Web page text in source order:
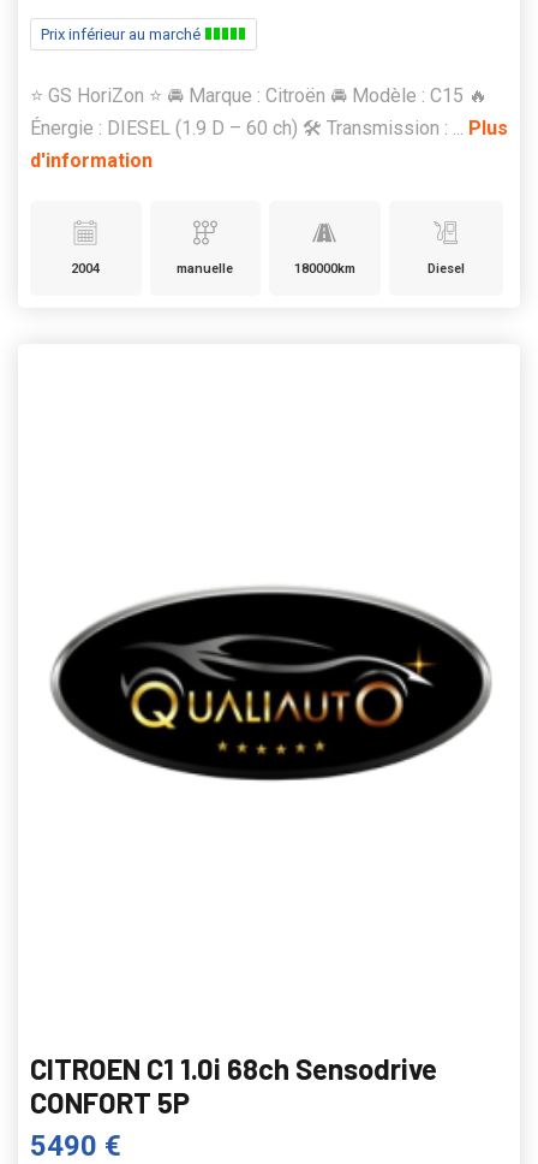
Prix inférieur au marché
⭐️ GS HoriZon ⭐️ 🚘 Marque : Citroën 🚘 Modèle : C15 🔥
Énergie : DIESEL (1.9 D – 60 ch) 🛠️ Transmission : ... Plus
d'information
2004 manuelle 180000km Diesel
CITROEN C1 1.0i 68ch Sensodrive
CONFORT 5P
5490 €